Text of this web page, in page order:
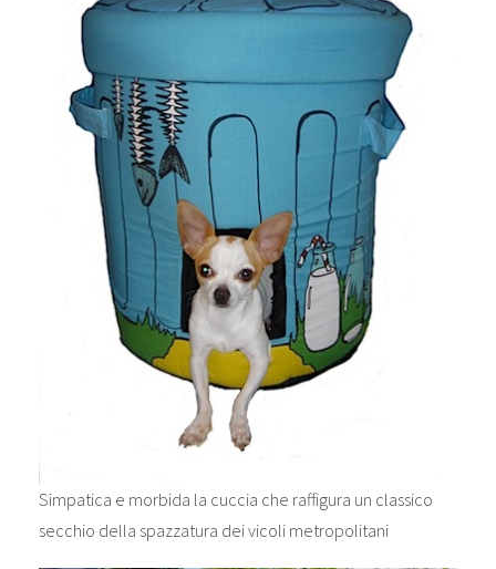
Simpatica e morbida la cuccia che raffigura un classico
secchio della spazzatura dei vicoli metropolitani